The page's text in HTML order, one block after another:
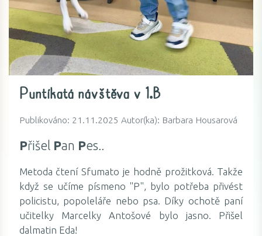
Puntíkatá návštěva v 1.B
Publikováno: 21.11.2025 Autor(ka): Barbara Housarová
Přišel Pan Pes
Metoda čtení Sfumato je hodně prožitková. Takže
když se učíme písmeno "P", bylo potřeba přivést
policistu, popoleláře nebo psa. Díky ochotě paní
učitelky Marcelky Antošové bylo jasno. Přišel
dalmatin Eda!